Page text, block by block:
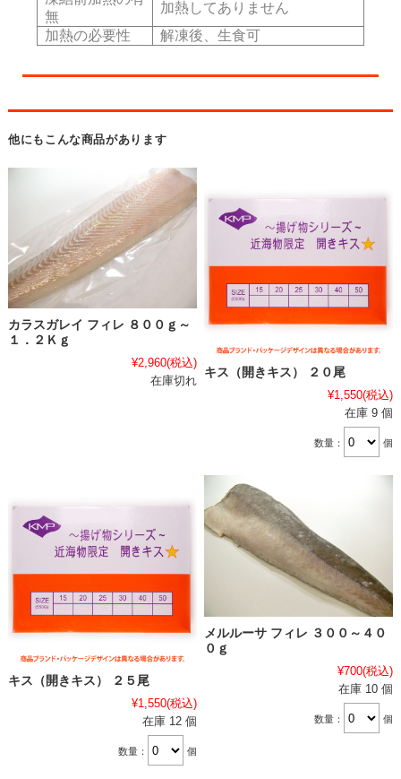
無
加熱してありません
加熱の必要性
解凍後、生食可
他にもこんな商品があります
カラスガレイ フィレ ８００ｇ～
１．２Ｋｇ
¥2,960(税込)
在庫切れ
キス（開きキス） ２０尾
¥1,550(税込)
在庫 9 個
数量： 個
キス（開きキス） ２５尾
¥1,550(税込)
在庫 12 個
数量： 個
メルルーサ フィレ ３００～４０
０ｇ
¥700(税込)
在庫 10 個
数量： 個